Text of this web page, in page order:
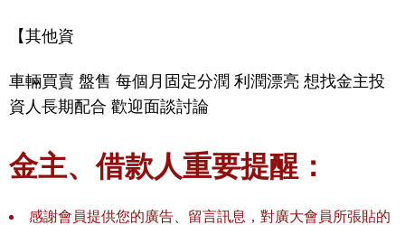
【其他資
車輛買賣 盤售 每個月固定分潤 利潤漂亮 想找金主投
資人長期配合 歡迎面談討論
金主、借款人重要提醒：
感謝會員提供您的廣告、留言訊息，對廣大會員所張貼的